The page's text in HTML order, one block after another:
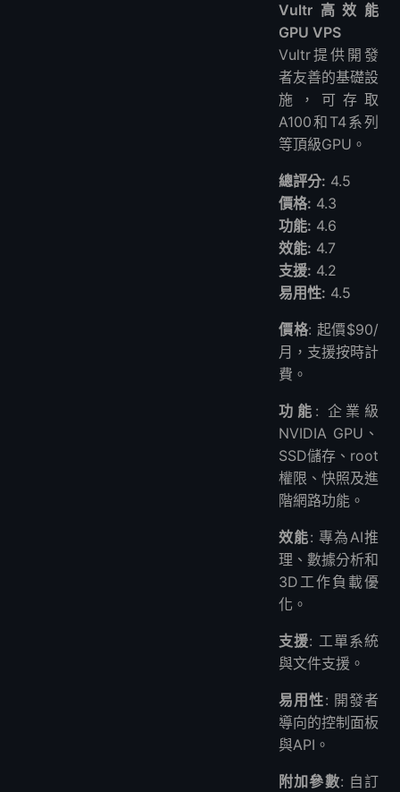
Vultr高效能
GPU VPS
Vultr提供開發
者友善的基礎設
施，可存取
A100和T4系列
等頂級GPU。
總評分: 4.5
價格: 4.3
功能: 4.6
效能: 4.7
支援: 4.2
易用性: 4.5
價格: 起價$90/
月，支援按時計
費。
功能 : 企業級
NVIDIA GPU、
SSD儲存、root
權限、快照及進
階網路功能。
效能: 專為AI推
理、數據分析和
3D工作負載優
化。
支援: 工單系統
與文件支援。
易用性: 開發者
導向的控制面板
與API。
附加參數: 自訂